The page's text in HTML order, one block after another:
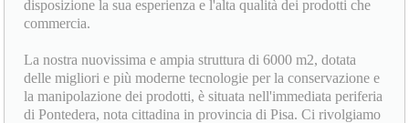
disposizione la sua esperienza e l'alta qualità dei prodotti che
commercia.
La nostra nuovissima e ampia struttura di 6000 m2, dotata
delle migliori e più moderne tecnologie per la conservazione e
la manipolazione dei prodotti, è situata nell'immediata periferia
di Pontedera, nota cittadina in provincia di Pisa. Ci rivolgiamo